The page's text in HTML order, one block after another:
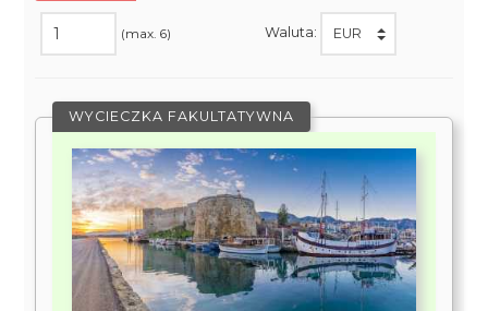
(max. 6) Waluta:
WYCIECZKA FAKULTATYWNA